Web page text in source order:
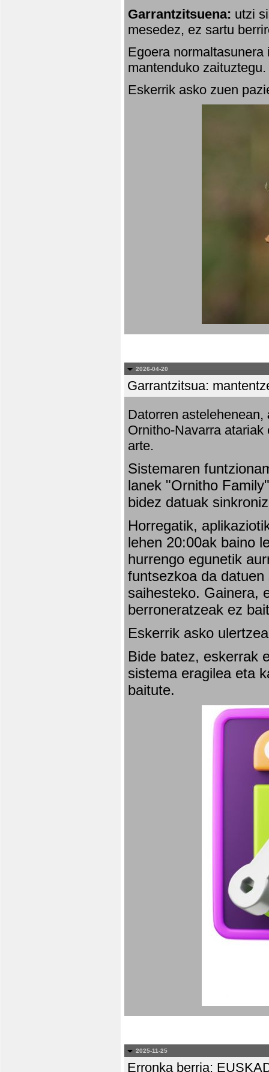
Garrantzitsuena: utzi
mesedez, ez sartu
Egoera
mantenduko
Eskerrik asko zuen
2026-04-20
Garrantzitsua:
Datorren astelehenean,
Ornitho-Navarra
arte.
Sistemaren
lanek "Ornitho
bidez datuak
Horregatik,
lehen 20:00ak baino
hurrengo egunetik
funtsezkoa da
saihesteko. Gainera,
berroneratzeak ez
Eskerrik asko
Bide batez, eskerrak
sistema eragilea eta
baitute.
2025-11-25
Erronka berria: